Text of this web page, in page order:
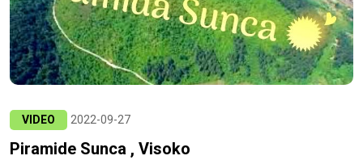
VIDEO 2022-09-27
Piramide Sunca , Visoko